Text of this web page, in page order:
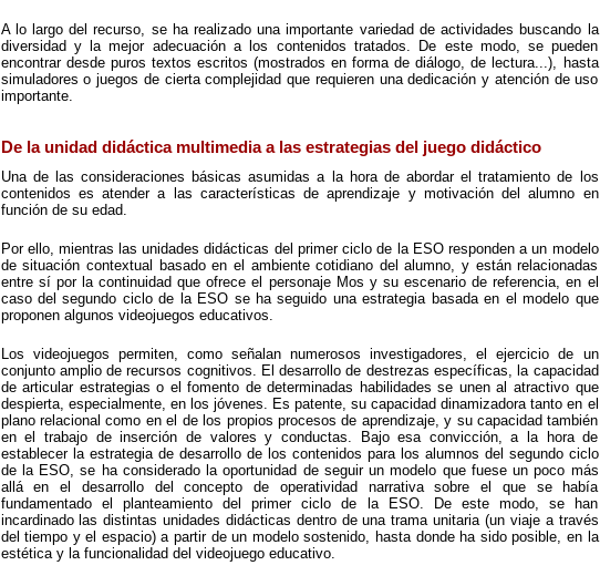
A lo largo del recurso, se ha realizado una importante variedad de actividades buscando la
diversidad y la mejor adecuación a los contenidos tratados. De este modo, se pueden
encontrar desde puros textos escritos (mostrados en forma de diálogo, de lectura...), hasta
simuladores o juegos de cierta complejidad que requieren una dedicación y atención de uso
importante.
De la unidad didáctica multimedia a las estrategias del juego didáctico
Una de las consideraciones básicas asumidas a la hora de abordar el tratamiento de los
contenidos es atender a las características de aprendizaje y motivación del alumno en
función de su edad.
Por ello, mientras las unidades didácticas del primer ciclo de la ESO responden a un modelo
de situación contextual basado en el ambiente cotidiano del alumno, y están relacionadas
entre sí por la continuidad que ofrece el personaje Mos y su escenario de referencia, en el
caso del segundo ciclo de la ESO se ha seguido una estrategia basada en el modelo que
proponen algunos videojuegos educativos.
Los videojuegos permiten, como señalan numerosos investigadores, el ejercicio de un
conjunto amplio de recursos cognitivos. El desarrollo de destrezas específicas, la capacidad
de articular estrategias o el fomento de determinadas habilidades se unen al atractivo que
despierta, especialmente, en los jóvenes. Es patente, su capacidad dinamizadora tanto en el
plano relacional como en el de los propios procesos de aprendizaje, y su capacidad también
en el trabajo de inserción de valores y conductas. Bajo esa convicción, a la hora de
establecer la estrategia de desarrollo de los contenidos para los alumnos del segundo ciclo
de la ESO, se ha considerado la oportunidad de seguir un modelo que fuese un poco más
allá en el desarrollo del concepto de operatividad narrativa sobre el que se había
fundamentado el planteamiento del primer ciclo de la ESO. De este modo, se han
incardinado las distintas unidades didácticas dentro de una trama unitaria (un viaje a través
del tiempo y el espacio) a partir de un modelo sostenido, hasta donde ha sido posible, en la
estética y la funcionalidad del videojuego educativo.